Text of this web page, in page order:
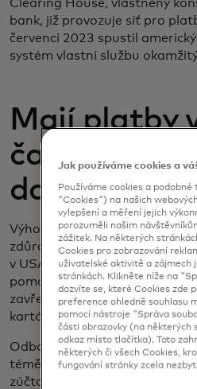
Clearing House, vlastněný
bank, již provozuje síť pro
červenci 2023 spustil
systém vlastní službu
Mají platby
čase kromě
další
Výhody plateb v reálném
zdůrazněny pomalým
v USA v počátcích COVID-19.
pomoci při katastrofách, kdy
zavřené a lidé jsou při
kartách a mobilních
Odborníci na platby vám však
téměř nezáleží. Okamžité
zúčtováním a vypořádáním
Jak používáme cookies a
Používáme cookies a
"Cookies") na našich
vylepšení a měření jejich
porozuměli našim
zážitek. Na některých
Cookies pro zobrazování
uživatelské aktivitě a zájmech
stránkách. Klikněte níže na
dozvíte se, které Cookies zde
preference ohledně souhlasu
pomocí nástroje "Správa
části obrazovky (na některých
odkaz místo tlačítka). Toto
některých či všech Cookies,
fungování stránky zcela